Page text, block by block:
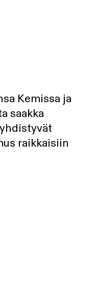
Kemissa ja
saakka
raikkaisiin